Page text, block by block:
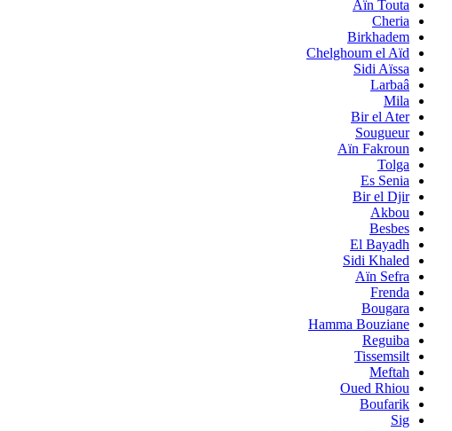
Aïn Touta
Cheria
Birkhadem
Chelghoum el Aïd
Sidi Aïssa
Larbaâ
Mila
Bir el Ater
Sougueur
Aïn Fakroun
Tolga
Es Senia
Bir el Djir
Akbou
Besbes
El Bayadh
Sidi Khaled
Aïn Sefra
Frenda
Bougara
Hamma Bouziane
Reguiba
Tissemsilt
Meftah
Oued Rhiou
Boufarik
Sig